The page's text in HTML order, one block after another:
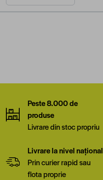
Peste 8.000 de
produse
Livrare din stoc propriu
Livrare la nivel național
Prin curier rapid sau
flota proprie